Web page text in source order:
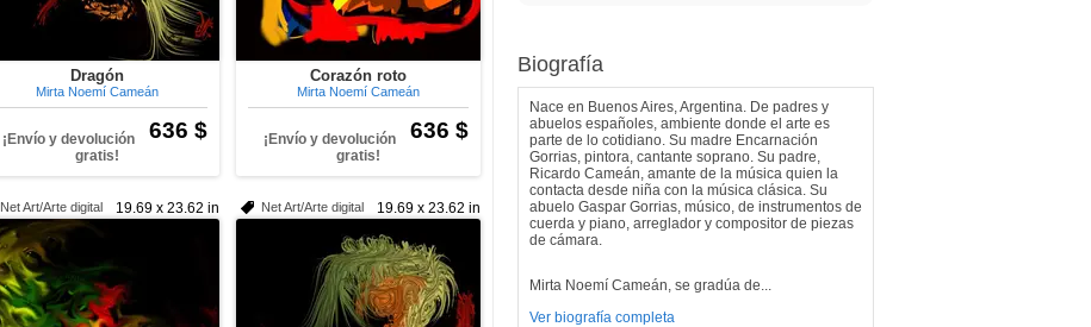
Biografía
Nace en Buenos Aires, Argentina. De padres y
abuelos españoles, ambiente donde el arte es
parte de lo cotidiano. Su madre Encarnación
Gorrias, pintora, cantante soprano. Su padre,
Ricardo Cameán, amante de la música quien la
contacta desde niña con la música clásica. Su
abuelo Gaspar Gorrias, músico, de instrumentos de
cuerda y piano, arreglador y compositor de piezas
de cámara.
Mirta Noemí Cameán, se gradúa de...
Ver biografía completa
Dragón
Mirta Noemí Cameán
636 $
¡Envío y devolución
gratis!
Corazón roto
Mirta Noemí Cameán
636 $
¡Envío y devolución
gratis!
19.69 x 23.62 in
Net Art/Arte digital 19.69 x 23.62 in
Net Art/Arte digital